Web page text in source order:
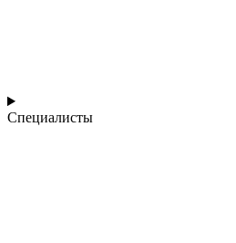
Специалисты